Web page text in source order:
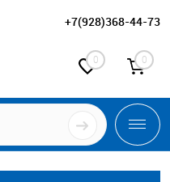
+7(928)368-44-73
0 0